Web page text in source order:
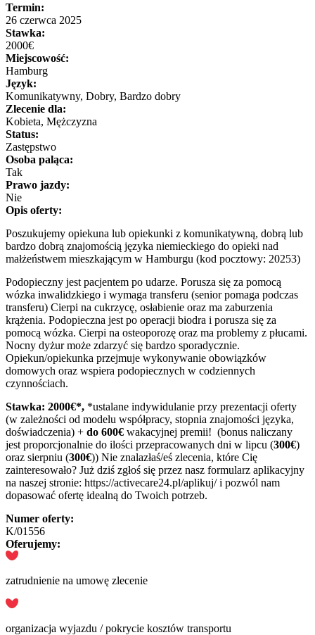
Termin:
26 czerwca 2025
Stawka:
2000€
Miejscowość:
Hamburg
Język:
Komunikatywny, Dobry, Bardzo dobry
Zlecenie dla:
Kobieta, Mężczyzna
Status:
Zastępstwo
Osoba paląca:
Tak
Prawo jazdy:
Nie
Opis oferty:
Poszukujemy opiekuna lub opiekunki z komunikatywną, dobrą lub
bardzo dobrą znajomością języka niemieckiego do opieki nad
małżeństwem mieszkającym w Hamburgu (kod pocztowy: 20253)
Podopieczny jest pacjentem po udarze. Porusza się za pomocą
wózka inwalidzkiego i wymaga transferu (senior pomaga podczas
transferu) Cierpi na cukrzycę, osłabienie oraz ma zaburzenia
krążenia. Podopieczna jest po operacji biodra i porusza się za
pomocą wózka. Cierpi na osteoporozę oraz ma problemy z płucami.
Nocny dyżur może zdarzyć się bardzo sporadycznie.
Opiekun/opiekunka przejmuje wykonywanie obowiązków
domowych oraz wspiera podopiecznych w codziennych
czynnościach.
Stawka: 2000€*, *ustalane indywidulanie przy prezentacji oferty
(w zależności od modelu współpracy, stopnia znajomości języka,
doświadczenia) + do 600€ wakacyjnej premii! (bonus naliczany
jest proporcjonalnie do ilości przepracowanych dni w lipcu (300€)
oraz sierpniu (300€)) Nie znalazłaś/eś zlecenia, które Cię
zainteresowało? Już dziś zgłoś się przez nasz formularz aplikacyjny
na naszej stronie: https://activecare24.pl/aplikuj/ i pozwól nam
dopasować ofertę idealną do Twoich potrzeb.
Numer oferty:
K/01556
Oferujemy:
zatrudnienie na umowę zlecenie
organizacja wyjazdu / pokrycie kosztów transportu